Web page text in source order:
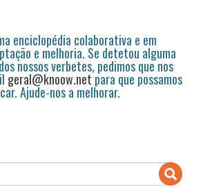
enciclopédia colaborativa e em
e melhoria. Se detetou alguma
nossos verbetes, pedimos que nos
geral@knoow.netpara que possamos
Ajude-nos a melhorar.